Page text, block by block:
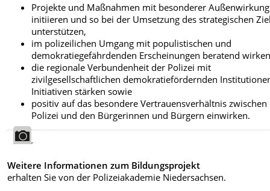
Projekte und Maßnahmen mit besonderer Außenwirkung
initiieren und so bei der Umsetzung des strategischen
unterstützen,
im polizeilichen Umgang mit populistischen und
demokratiegefährdenden Erscheinungen beratend
die regionale Verbundenheit der Polizei mit
zivilgesellschaftlichen demokratiefördernden
Initiativen stärken sowie
positiv auf das besondere Vertrauensverhältnis zwischen
Polizei und den Bürgerinnen und Bürgern einwirken.
Weitere Informationen zum Bildungsprojekt
erhalten Sie von der Polizeiakademie Niedersachsen.